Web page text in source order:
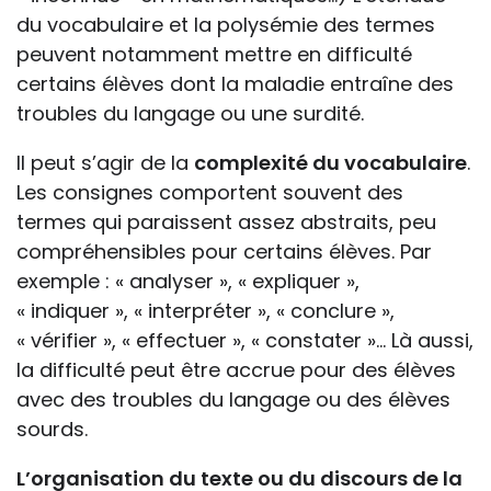
du vocabulaire et la polysémie des termes
peuvent notamment mettre en difficulté
certains élèves dont la maladie entraîne des
troubles du langage ou une surdité.
Il peut s’agir de la complexité du vocabulaire.
Les consignes comportent souvent des
termes qui paraissent assez abstraits, peu
compréhensibles pour certains élèves. Par
exemple : « analyser », « expliquer »,
« indiquer », « interpréter », « conclure »,
« vérifier », « effectuer », « constater »… Là aussi,
la difficulté peut être accrue pour des élèves
avec des troubles du langage ou des élèves
sourds.
L’organisation du texte ou du discours de la